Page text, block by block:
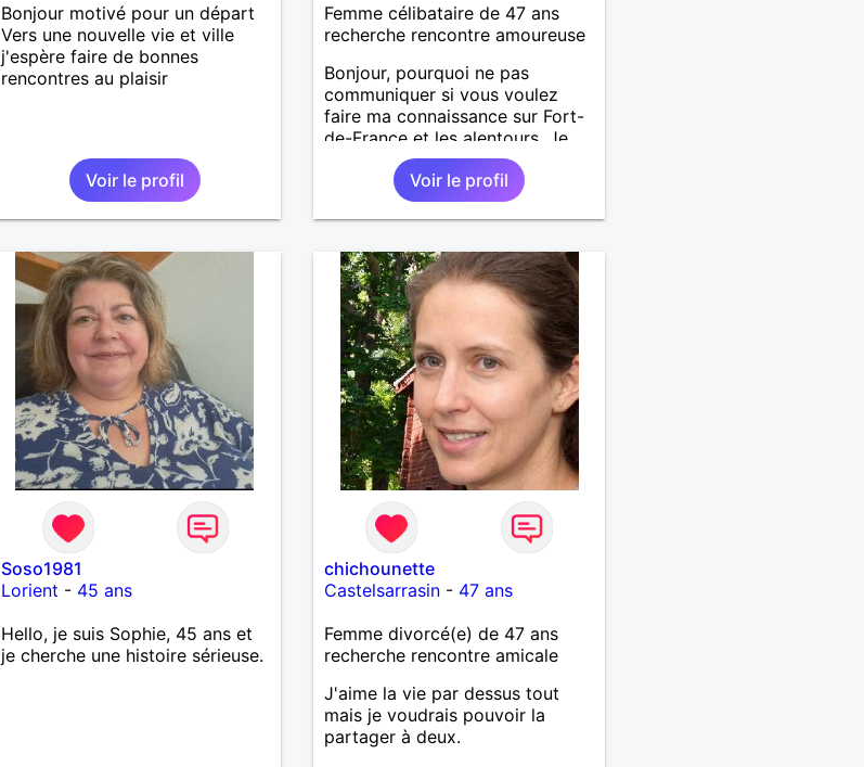
Bonjour motivé pour un départ
Vers une nouvelle vie et ville
j'espère faire de bonnes
rencontres au plaisir
Voir le profil
Femme célibataire de 47 ans
recherche rencontre amoureuse
Bonjour, pourquoi ne pas
communiquer si vous voulez
faire ma connaissance sur Fort-
de-France et les alentours. Je
répondrai avec plaisir.
Voir le profil
Soso1981
Lorient - 45 ans
Hello, je suis Sophie, 45 ans et
je cherche une histoire sérieuse.
chichounette
Castelsarrasin - 47 ans
Femme divorcé(e) de 47 ans
recherche rencontre amicale
J'aime la vie par dessus tout
mais je voudrais pouvoir la
partager à deux.